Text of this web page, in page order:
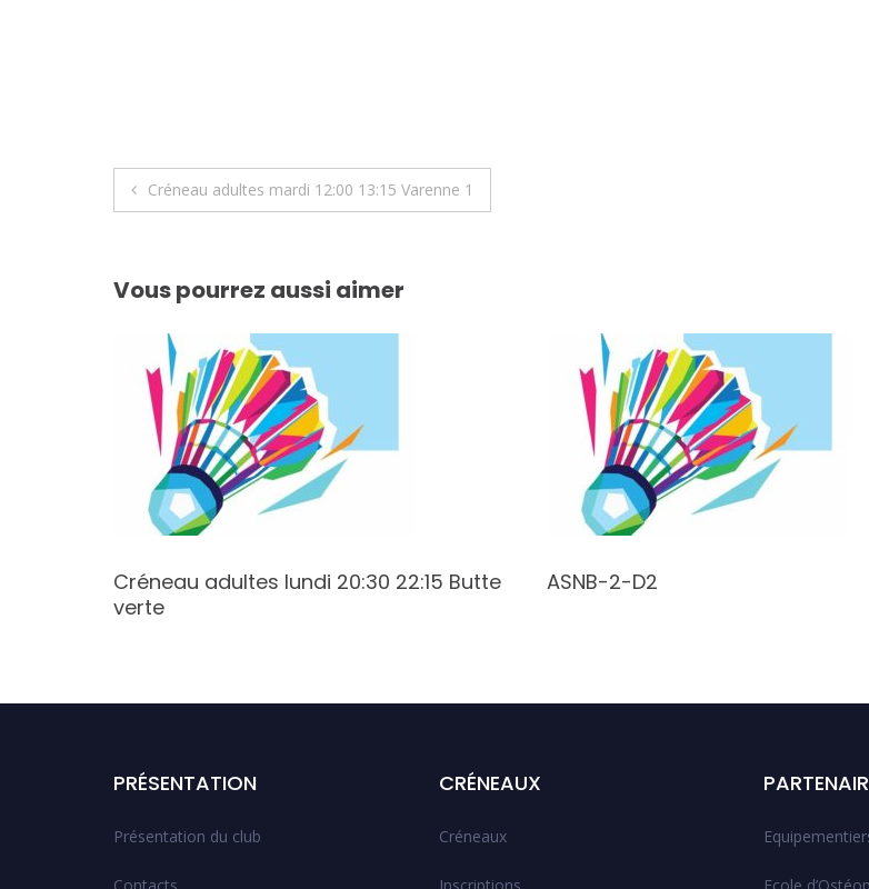
Navigation
l’article
Créneau adultes mardi 12:00 13:15 Varenne 1
Vous pourrez aussi aimer
Créneau adultes lundi 20:30 22:15 Butte
verte
ASNB-2-D2
PRÉSENTATION
Présentation du club
CRÉNEAUX
Créneaux